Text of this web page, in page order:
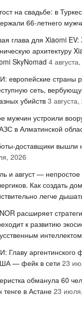
на свадьбе: в
66-летнего
глава для Xiaomi
архитектуру
SkyNomad 4
европейские страны
сеть,
убийств 3
мужчин устроили
в Алматинской
доставщики вышли
2026
и август —
Как создать
легче
расширяет
к развитию
интеллектом
Главу аргентинского
— фейк в сети 23
обманула 60
тенге в Астане 23